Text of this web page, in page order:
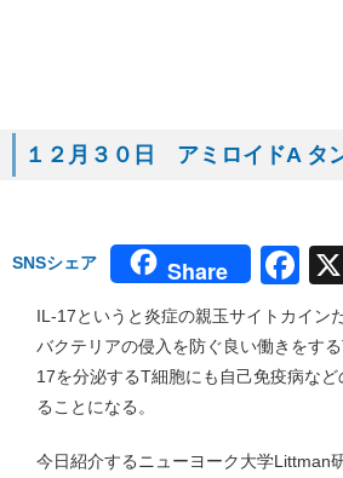
１２月３０日 アミロイドA タ
SNSシェア Share
IL-17というと炎症の親玉サイトカイン
バクテリアの侵入を防ぐ良い働きをす
17を分泌するT細胞にも自己免疫病な
ることになる。
今日紹介するニューヨーク大学Littman